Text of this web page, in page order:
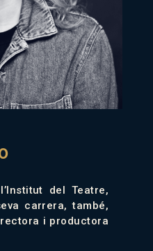
del Teatre,
carrera, també,
i productora